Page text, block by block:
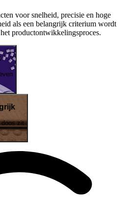
voor snelheid, precisie en hoge
als een belangrijk criterium wordt
productontwikkelingsproces.
doos zit